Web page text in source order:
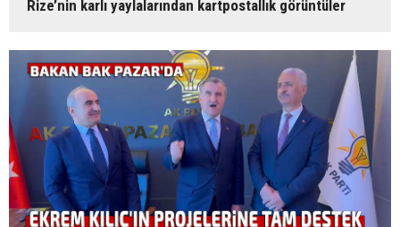
Rize’nin karlı yaylalarından kartpostallık görüntüler